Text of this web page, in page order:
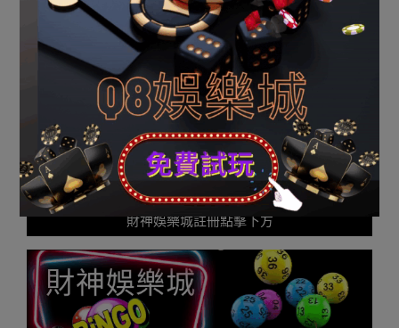
財神娛樂城註冊點擊下方